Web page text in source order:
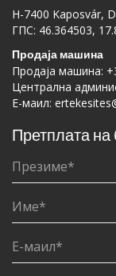
H-7400 Kaposvár,
ГПС: 46.364503,
Продаја машина
Продаја машина:
Централна
Е-маил:
Претплата на